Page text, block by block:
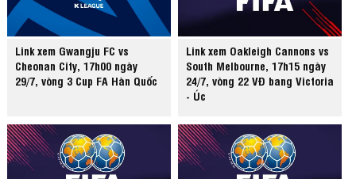
Link xem Gwangju FC vs
Cheonan City, 17h00 ngày
29/7, vòng 3 Cup FA Hàn Quốc
Link xem Oakleigh Cannons vs
South Melbourne, 17h15 ngày
24/7, vòng 22 VĐ bang Victoria
- Úc